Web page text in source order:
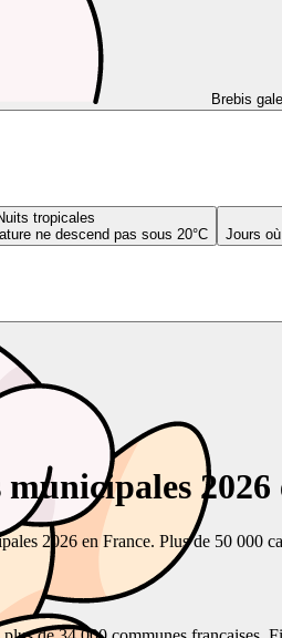
Brebis
tropicales
ne descend pas sous 20°C
Jours
2026 en France. Plus de 50 000